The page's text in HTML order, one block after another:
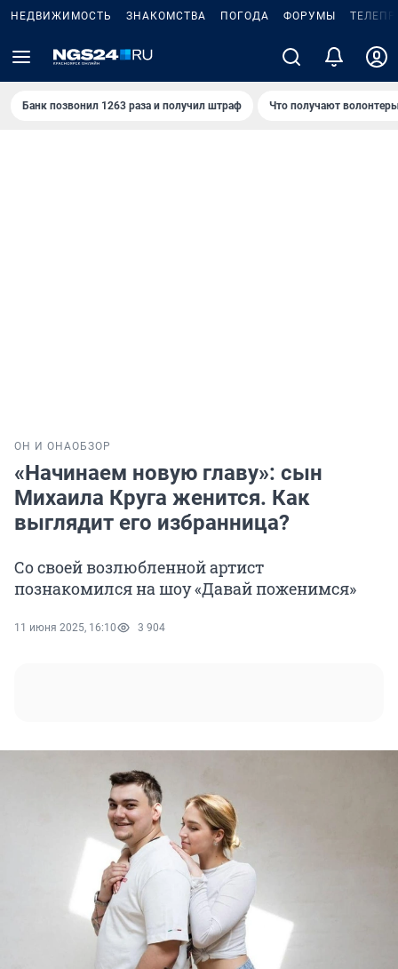
НЕДВИЖИМОСТЬ ЗНАКОМСТВА ПОГОДА ФОРУМЫ
Банк позвонил 1263 раза и получил штраф Что получают
ОН И ОНАОБЗОР
«Начинаем новую главу»: сын
Михаила Круга женится. Как
выглядит его избранница?
Со своей возлюбленной артист
познакомился на шоу «Давай поженимся»
11 июня 2025, 16:10 3 904